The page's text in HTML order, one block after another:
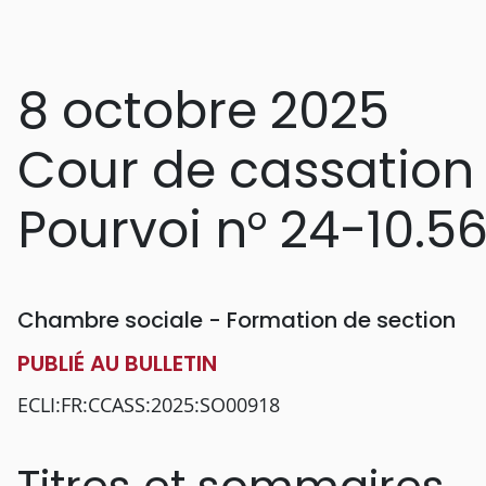
8 octobre 2025
Cour de cassation
Pourvoi n° 24-
Chambre sociale - Formation de section
PUBLIÉ AU BULLETIN
ECLI:FR:CCASS:2025:SO00918